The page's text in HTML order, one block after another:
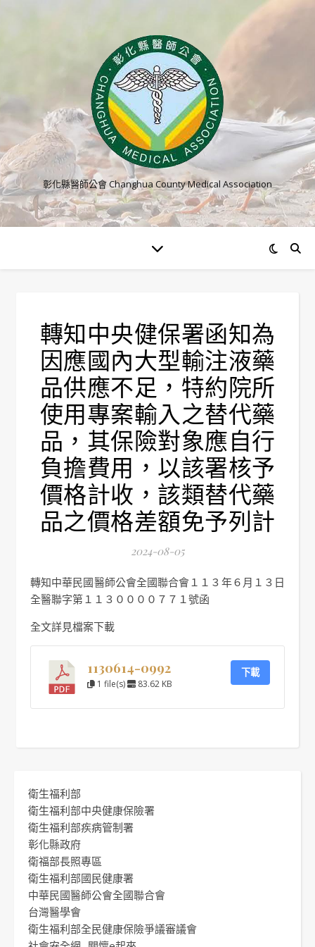
彰化縣醫師公會 Changhua County Medical Association
轉知中央健保署函知為
因應國內大型輸注液藥
品供應不足，特約院所
使用專案輸入之替代藥
品，其保險對象應自行
負擔費用，以該署核予
價格計收，該類替代藥
品之價格差額免予列計
2024-08-05
轉知中華民國醫師公會全國聯合會１１３年６月１３日
全醫聯字第１１３００００７７１號函
全文詳見檔案下載
1130614-0992
1 file(s) 83.62 KB
下載
衛生福利部
衛生福利部中央健康保險署
衛生福利部疾病管制署
彰化縣政府
衛福部長照專區
衛生福利部國民健康署
中華民國醫師公會全國聯合會
台灣醫學會
衛生福利部全民健康保險爭議審議會